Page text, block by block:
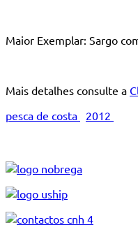
Maior Exemplar: Sargo
Mais detalhes consulte a
pesca de costa
2012